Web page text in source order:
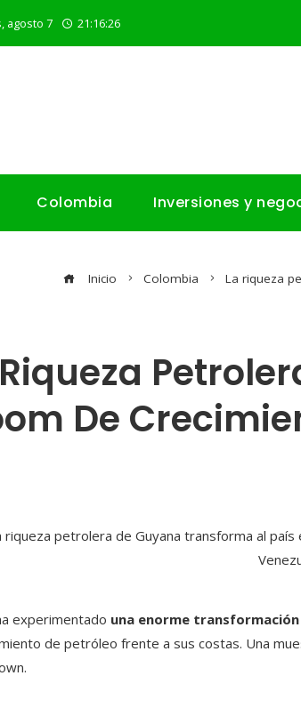
agosto 7 21:16:27
Colombia Inversiones y
Inicio Colombia La riqueza
De
experimentado una enorme transformación
de petróleo frente a sus costas. Una